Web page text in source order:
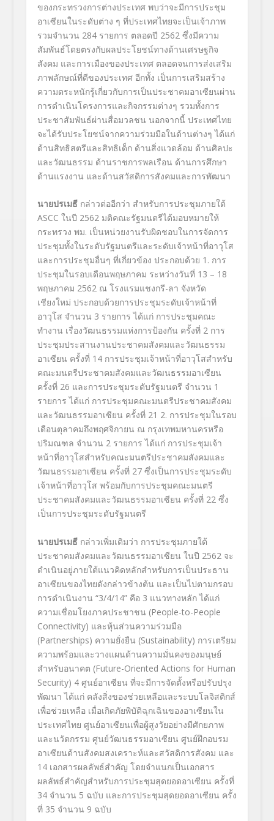
ของกระทรวงการต่างประเทศ พบว่าจะมีการประชุม
อาเซียนในระดับต่าง ๆ ที่ประเทศไทยจะเป็นเจ้าภาพ
รวมจำนวน 284 รายการ ตลอดปี 2562 ซึ่งมีความ
สัมพันธ์โดยตรงกับผลประโยชน์ทางด้านเศรษฐกิจ
สังคม และการเมืองของประเทศ ตลอดจนการส่งเสริม
ภาพลักษณ์ที่ดีของประเทศ อีกทั้ง เป็นการเสริมสร้าง
ความตระหนักรู้เกี่ยวกับการเป็นประชาคมอาเซียนผ่าน
การดำเนินโครงการและกิจกรรมต่างๆ รวมทั้งการ
ประชาสัมพันธ์ผ่านสื่อมวลชน นอกจากนี้ ประเทศไทย
จะได้รับประโยชน์จากความร่วมมือในด้านต่างๆ ได้แก่
ด้านสิทธิสตรีและสิทธิเด็ก ด้านสิ่งแวดล้อม ด้านศิลปะ
และวัฒนธรรม ด้านราชการพลเรือน ด้านการศึกษา
ด้านแรงงาน และด้านสวัสดิการสังคมและการพัฒนา
นายปรเมธีกล่าวต่ออีกว่า สำหรับการประชุมภายใต้
ASCC ในปี 2562 มติคณะรัฐมนตรีได้มอบหมายให้
กระทรวง พม. เป็นหน่วยงานรับผิดชอบในการจัดการ
ประชุมทั้งในระดับรัฐมนตรีและระดับเจ้าหน้าที่อาวุโส
และการประชุมอื่นๆ ที่เกี่ยวข้อง ประกอบด้วย 1. การ
ประชุมในรอบเดือนพฤษภาคม ระหว่างวันที่ 13 – 18
พฤษภาคม 2562 ณ โรงแรมแชงกรี-ลา จังหวัด
เชียงใหม่ ประกอบด้วยการประชุมระดับเจ้าหน้าที่
อาวุโส จำนวน 3 รายการ ได้แก่ การประชุมคณะ
ทำงาน เรื่องวัฒนธรรมแห่งการป้องกัน ครั้งที่ 2 การ
ประชุมประสานงานประชาคมสังคมและวัฒนธรรม
อาเซียน ครั้งที่ 14 การประชุมเจ้าหน้าที่อาวุโสสำหรับ
คณะมนตรีประชาคมสังคมและวัฒนธรรมอาเซียน
ครั้งที่ 26 และการประชุมระดับรัฐมนตรี จำนวน 1
รายการ ได้แก่ การประชุมคณะมนตรีประชาคมสังคม
และวัฒนธรรมอาเซียน ครั้งที่ 21 2. การประชุมในรอบ
เดือนตุลาคมถึงพฤศจิกายน ณ กรุงเทพมหานครหรือ
ปริมณฑล จำนวน 2 รายการ ได้แก่ การประชุมเจ้า
หน้าที่อาวุโสสำหรับคณะมนตรีประชาคมสังคมและ
วัฒนธรรมอาเซียน ครั้งที่ 27 ซึ่งเป็นการประชุมระดับ
เจ้าหน้าที่อาวุโส พร้อมกับการประชุมคณะมนตรี
ประชาคมสังคมและวัฒนธรรมอาเซียน ครั้งที่ 22 ซึ่ง
เป็นการประชุมระดับรัฐมนตรี
นายปรเมธีกล่าวเพิ่มเติมว่า การประชุมภายใต้
ประชาคมสังคมและวัฒนธรรมอาเซียน ในปี 2562 จะ
ดำเนินอยู่ภายใต้แนวคิดหลักสำหรับการเป็นประธาน
อาเซียนของไทยดังกล่าวข้างต้น และเป็นไปตามกรอบ
การดำเนินงาน “3/4/14” คือ 3 แนวทางหลัก ได้แก่
ความเชื่อมโยงภาคประชาชน (People-to-People
Connectivity) และหุ้นส่วนความร่วมมือ
(Partnerships) ความยั่งยืน (Sustainability) การเตรียม
ความพร้อมและวางแผนด้านความมั่นคงของมนุษย์
สำหรับอนาคต (Future-Oriented Actions for Human
Security) 4 ศูนย์อาเซียน ที่จะมีการจัดตั้งหรือปรับปรุง
พัฒนา ได้แก่ คลังสิ่งของช่วยเหลือและระบบโลจิสติกส์
เพื่อช่วยเหลือ เมื่อเกิดภัยพิบัติฉุกเฉินของอาเซียนใน
ประเทศไทย ศูนย์อาเซียนเพื่อผู้สูงวัยอย่างมีศักยภาพ
และนวัตกรรม ศูนย์วัฒนธรรมอาเซียน ศูนย์ฝึกอบรม
อาเซียนด้านสังคมสงเคราะห์และสวัสดิการสังคม และ
14 เอกสารผลลัพธ์สำคัญ โดยจำแนกเป็นเอกสาร
ผลลัพธ์สำคัญสำหรับการประชุมสุดยอดอาเซียน ครั้งที่
34 จำนวน 5 ฉบับ และการประชุมสุดยอดอาเซียน ครั้ง
ที่ 35 จำนวน 9 ฉบับ